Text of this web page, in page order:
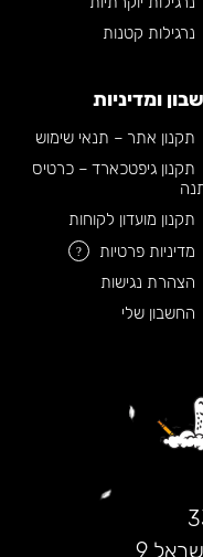
נרגילות קטנות
ומדיניות
תקנון אתר – תנאי שימוש
תקנון גיפטכארד – כרטיס
תקנון מועדון לקוחות
מדיניות פרטיות
?
הצהרת נגישות
החשבון שלי
9